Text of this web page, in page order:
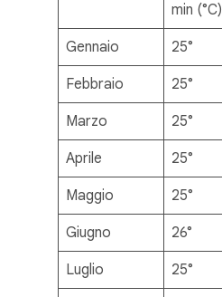
min (°C)
Gennaio 25°
Febbraio 25°
Marzo 25°
Aprile 25°
Maggio 25°
Giugno 26°
Luglio 25°